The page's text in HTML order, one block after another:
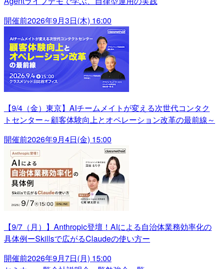
開催前2026年9月3日(木) 16:00
【9/4（金）東京】AIチームメイトが変える次世代コンタク
トセンター～顧客体験向上とオペレーション改革の最前線～
開催前2026年9月4日(金) 15:00
【9/7（月）】Anthropic登壇！AIによる自治体業務効率化の
具体例ーSkillsで広がるClaudeの使い方ー
開催前2026年9月7日(月) 15:00